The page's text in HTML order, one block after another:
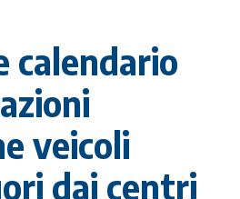
calendario
veicoli
dai centri